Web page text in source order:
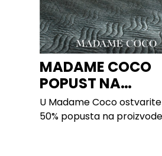
MADAME COCO
POPUST NA
PROIZVODE ZA
SPAVAĆU SOBU
U Madame Coco ostvarite
50% popusta na